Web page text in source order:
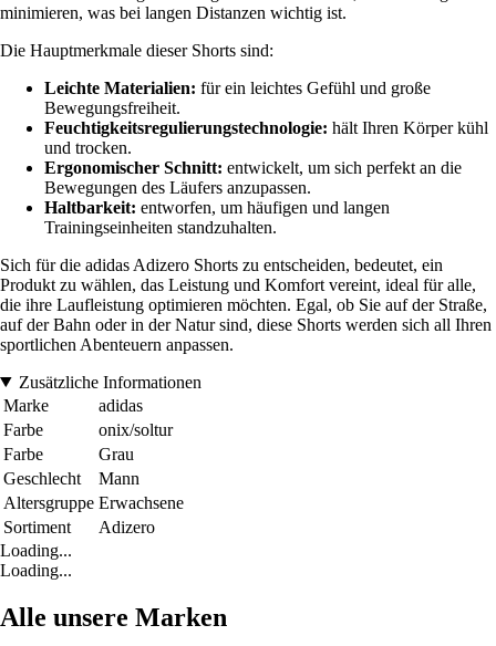
minimieren, was bei langen Distanzen wichtig ist.
Die Hauptmerkmale dieser Shorts sind:
Leichte Materialien: für ein leichtes Gefühl und große
Bewegungsfreiheit.
Feuchtigkeitsregulierungstechnologie: hält Ihren Körper kühl
und trocken.
Ergonomischer Schnitt: entwickelt, um sich perfekt an die
Bewegungen des Läufers anzupassen.
Haltbarkeit: entworfen, um häufigen und langen
Trainingseinheiten standzuhalten.
Sich für die adidas Adizero Shorts zu entscheiden, bedeutet, ein
Produkt zu wählen, das Leistung und Komfort vereint, ideal für alle,
die ihre Laufleistung optimieren möchten. Egal, ob Sie auf der Straße,
auf der Bahn oder in der Natur sind, diese Shorts werden sich all Ihren
sportlichen Abenteuern anpassen.
Zusätzliche Informationen
Marke
adidas
Farbe
onix/soltur
Farbe
Grau
Geschlecht
Mann
Altersgruppe Erwachsene
Sortiment
Adizero
Loading...
Loading...
Alle unsere Marken